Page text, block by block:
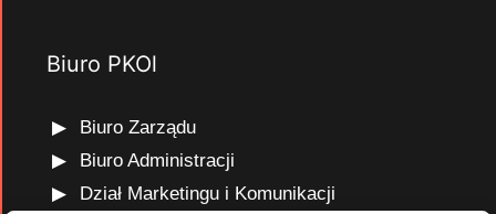
Biuro PKOl
Biuro Zarządu
Biuro Administracji
Dział Marketingu i Komunikacji